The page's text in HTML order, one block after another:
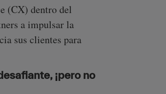
(CX) dentro del
a impulsar la
sus clientes para
¡pero no